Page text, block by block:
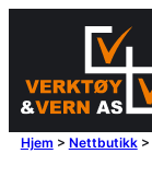
Hjem > Nettbutikk>